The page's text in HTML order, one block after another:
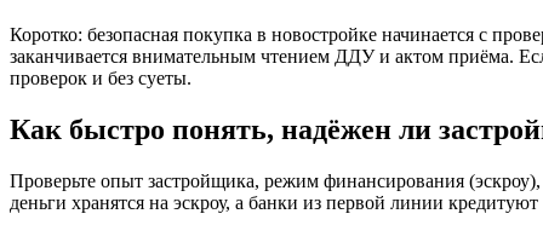
Коротко: безопасная покупка в новостройке начинается с
заканчивается внимательным чтением ДДУ и актом приёма.
проверок и без суеты.
Как быстро понять, надёжен ли
Проверьте опыт застройщика, режим финансирования
деньги хранятся на эскроу, а банки из первой линии